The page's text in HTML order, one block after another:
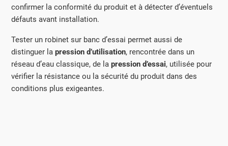
confirmer la conformité du produit et à détecter d’éventuels
défauts avant installation.
Tester un robinet sur banc d’essai permet aussi de
distinguer lapression d’utilisation, rencontrée dans un
réseau d’eau classique, de lapression d’essai, utilisée pour
vérifier la résistance ou la sécurité du produit dans des
conditions plus exigeantes.